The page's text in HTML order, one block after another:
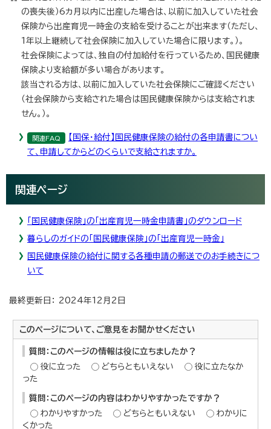
の喪失後）6カ月以内に出産した場合は、以前に加入していた社会
保険から出産育児一時金の支給を受けることが出来ます（ただし、
1年以上継続して社会保険に加入していた場合に限ります。）。
社会保険によっては、独自の付加給付を行っているため、国民健康
保険より支給額が多い場合があります。
該当される方は、以前に加入していた社会保険にご確認ください
（社会保険から支給された場合は国民健康保険からは支給されま
せん。）。
関連FAQ
【国保・給付】国民健康保険の給付の各申請書につい
て、申請してからどのくらいで支給されますか。
関連ページ
「国民健康保険」の「出産育児一時金申請書」のダウンロード
暮らしのガイドの「国民健康保険」の「出産育児一時金」
国民健康保険の給付に関する各種申請の郵送でのお手続きにつ
いて
最終更新日： 2024年12月2日
このページについて、ご意見をお聞かせください
質問：このページの情報は役に立ちましたか？
役に立った
どちらともいえない
役に立たなか
った
質問：このページの内容はわかりやすかったですか？
わかりやすかった
どちらともいえない
わかりに
くかった